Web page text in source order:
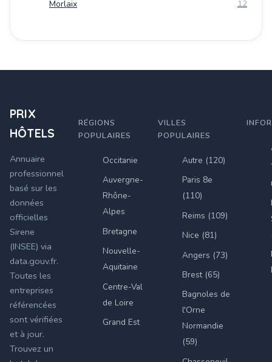
Morlaix 12
PRIX
HÔTELS
Annuaire
professionnel
basé sur les
données
officielles
Sirene
(INSEE) via
data.gouv.fr.
Toutes les
entreprises
référencées
sont vérifiées
et à jour.
Trouvez un
RÉGIONS
POPULAIRES
Occitanie
Auvergne-
Rhône-
Alpes
Bretagne
Nouvelle-
Aquitaine
Centre-Val
de Loire
Grand Est
VILLES
POPULAIRES
Autre (120)
Paris 8e
(110)
Reims (109)
Nice (81)
Angers (73)
Brest (65)
Bagnoles de
l'Orne
Normandie
(59)